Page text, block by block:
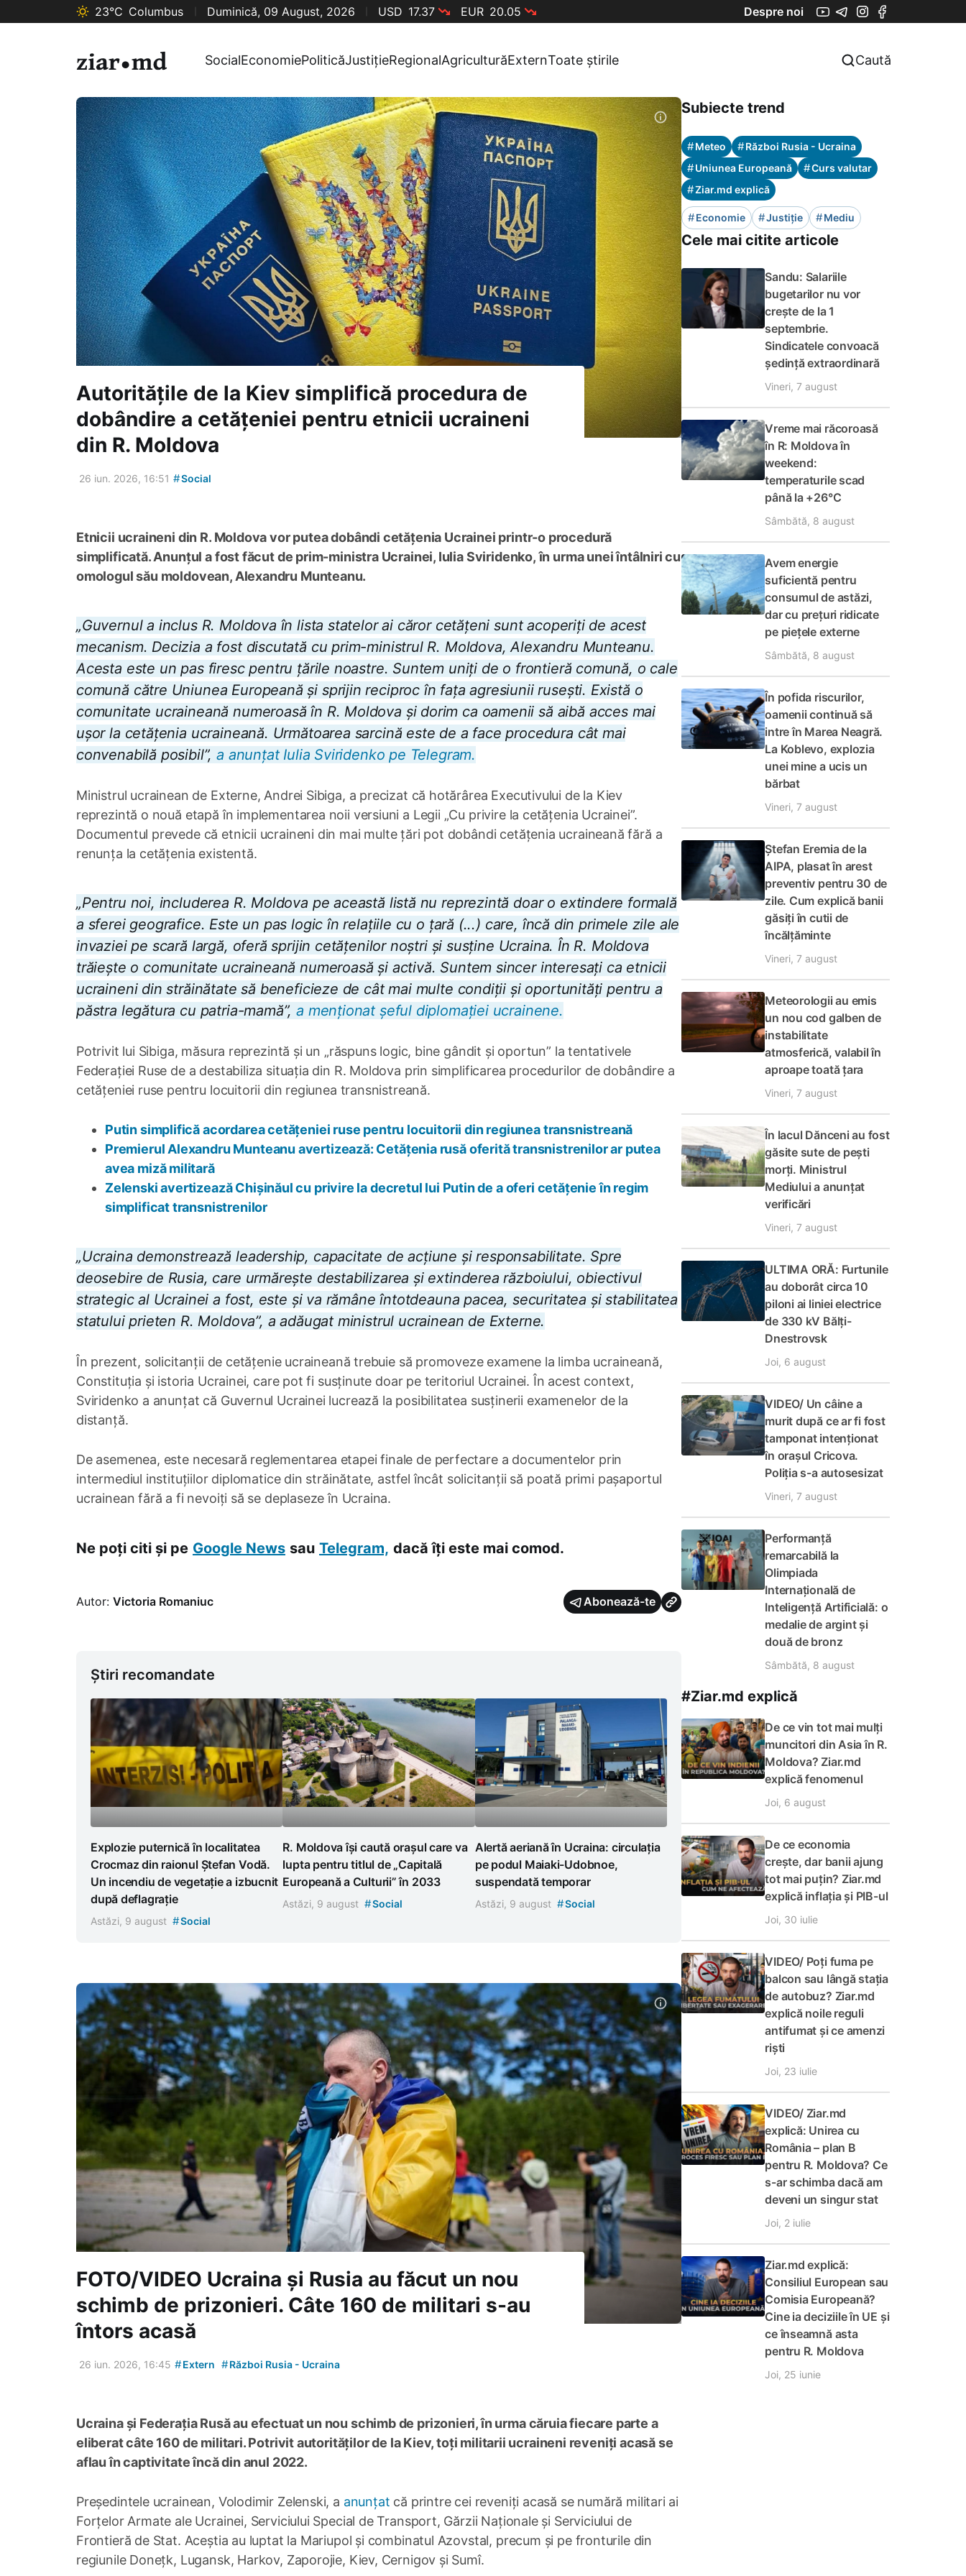
23°C Columbus Duminică, 09 August, 2026 USD 17.37 EUR 20.05 Despre noi
SocialEconomiePoliticăJustițieRegionalAgriculturăExternToate știrile Caută
Autoritățile de la Kiev simplifică procedura de
dobândire a cetățeniei pentru etnicii ucraineni
din R. Moldova
26 iun. 2026, 16:51 #Social
Etnicii ucraineni din R. Moldova vor putea dobândi cetățenia Ucrainei printr-o procedură
simplificată. Anunțul a fost făcut de prim-ministra Ucrainei, Iulia Sviridenko, în urma unei întâlniri cu
omologul său moldovean, Alexandru Munteanu.
„Guvernul a inclus R. Moldova în lista statelor ai căror cetățeni sunt acoperiți de acest
mecanism. Decizia a fost discutată cu prim-ministrul R. Moldova, Alexandru Munteanu.
Acesta este un pas firesc pentru țările noastre. Suntem uniți de o frontieră comună, o cale
comună către Uniunea Europeană și sprijin reciproc în fața agresiunii rusești. Există o
comunitate ucraineană numeroasă în R. Moldova și dorim ca oamenii să aibă acces mai
ușor la cetățenia ucraineană. Următoarea sarcină este de a face procedura cât mai
convenabilă posibil”,a anunțat Iulia Sviridenko pe Telegram.
Ministrul ucrainean de Externe, Andrei Sibiga, a precizat că hotărârea Executivului de la Kiev
reprezintă o nouă etapă în implementarea noii versiuni a Legii „Cu privire la cetățenia Ucrainei”.
Documentul prevede că etnicii ucraineni din mai multe țări pot dobândi cetățenia ucraineană fără a
renunța la cetățenia existentă.
„Pentru noi, includerea R. Moldova pe această listă nu reprezintă doar o extindere formală
a sferei geografice. Este un pas logic în relațiile cu o țară (...) care, încă din primele zile ale
invaziei pe scară largă, oferă sprijin cetățenilor noștri și susține Ucraina. În R. Moldova
trăiește o comunitate ucraineană numeroasă și activă. Suntem sincer interesați ca etnicii
ucraineni din străinătate să beneficieze de cât mai multe condiții și oportunități pentru a
păstra legătura cu patria-mamă”,a menționat șeful diplomației ucrainene.
Potrivit lui Sibiga, măsura reprezintă și un „răspuns logic, bine gândit și oportun” la tentativele
Federației Ruse de a destabiliza situația din R. Moldova prin simplificarea procedurilor de dobândire a
cetățeniei ruse pentru locuitorii din regiunea transnistreană.
Putin simplifică acordarea cetățeniei ruse pentru locuitorii din regiunea transnistreană
Premierul Alexandru Munteanu avertizează: Cetățenia rusă oferită transnistrenilor ar putea
avea miză militară
Zelenski avertizează Chișinăul cu privire la decretul lui Putin de a oferi cetățenie în regim
simplificat transnistrenilor
„Ucraina demonstrează leadership, capacitate de acțiune și responsabilitate. Spre
deosebire de Rusia, care urmărește destabilizarea și extinderea războiului, obiectivul
strategic al Ucrainei a fost, este și va rămâne întotdeauna pacea, securitatea și stabilitatea
statului prieten R. Moldova”, a adăugat ministrul ucrainean de Externe.
În prezent, solicitanții de cetățenie ucraineană trebuie să promoveze examene la limba ucraineană,
Constituția și istoria Ucrainei, care pot fi susținute doar pe teritoriul Ucrainei. În acest context,
Sviridenko a anunțat că Guvernul Ucrainei lucrează la posibilitatea susținerii examenelor de la
distanță.
De asemenea, este necesară reglementarea etapei finale de perfectare a documentelor prin
intermediul instituțiilor diplomatice din străinătate, astfel încât solicitanții să poată primi pașaportul
ucrainean fără a fi nevoiți să se deplaseze în Ucraina.
Ne poți citi și pe Google News sau Telegram, dacă îți este mai comod.
Autor: Victoria Romaniuc Abonează-te
Știri recomandate
Explozie puternică în localitatea
Crocmaz din raionul Ștefan Vodă.
Un incendiu de vegetație a izbucnit
după deflagrație
Astăzi, 9 august #Social
R. Moldova își caută orașul care va
lupta pentru titlul de „Capitală
Europeană a Culturii” în 2033
Astăzi, 9 august #Social
Alertă aeriană în Ucraina: circulația
pe podul Maiaki-Udobnoe,
suspendată temporar
Astăzi, 9 august #Social
FOTO/VIDEO Ucraina și Rusia au făcut un nou
schimb de prizonieri. Câte 160 de militari s-au
întors acasă
26 iun. 2026, 16:45 #Extern #Război Rusia - Ucraina
Ucraina și Federația Rusă au efectuat un nou schimb de prizonieri, în urma căruia fiecare parte a
eliberat câte 160 de militari. Potrivit autorităților de la Kiev, toți militarii ucraineni reveniți acasă se
aflau în captivitate încă din anul 2022.
Președintele ucrainean, Volodimir Zelenski, a anunțat că printre cei reveniți acasă se numără militari ai
Forțelor Armate ale Ucrainei, Serviciului Special de Transport, Gărzii Naționale și Serviciului de
Frontieră de Stat. Aceștia au luptat la Mariupol și combinatul Azovstal, precum și pe fronturile din
regiunile Donețk, Lugansk, Harkov, Zaporojie, Kiev, Cernigov și Sumî.
Subiecte trend
#Meteo #Război Rusia - Ucraina
#Uniunea Europeană #Curs valutar
#Ziar.md explică
#Economie #Justiție #Mediu
Cele mai citite articole
Sandu: Salariile
bugetarilor nu vor
crește de la 1
septembrie.
Sindicatele convoacă
ședință extraordinară
Vineri, 7 august
Vreme mai răcoroasă
în R: Moldova în
weekend:
temperaturile scad
până la +26°C
Sâmbătă, 8 august
Avem energie
suficientă pentru
consumul de astăzi,
dar cu prețuri ridicate
pe piețele externe
Sâmbătă, 8 august
În pofida riscurilor,
oamenii continuă să
intre în Marea Neagră.
La Koblevo, explozia
unei mine a ucis un
bărbat
Vineri, 7 august
Ștefan Eremia de la
AIPA, plasat în arest
preventiv pentru 30 de
zile. Cum explică banii
găsiți în cutii de
încălțăminte
Vineri, 7 august
Meteorologii au emis
un nou cod galben de
instabilitate
atmosferică, valabil în
aproape toată țara
Vineri, 7 august
În lacul Dănceni au fost
găsite sute de pești
morți. Ministrul
Mediului a anunțat
verificări
Vineri, 7 august
ULTIMA ORĂ: Furtunile
au doborât circa 10
piloni ai liniei electrice
de 330 kV Bălți-
Dnestrovsk
Joi, 6 august
VIDEO/ Un câine a
murit după ce ar fi fost
tamponat intenționat
în orașul Cricova.
Poliția s-a autosesizat
Vineri, 7 august
Performanță
remarcabilă la
Olimpiada
Internațională de
Inteligență Artificială: o
medalie de argint și
două de bronz
Sâmbătă, 8 august
#Ziar.md explică
De ce vin tot mai mulți
muncitori din Asia în R.
Moldova? Ziar.md
explică fenomenul
Joi, 6 august
De ce economia
crește, dar banii ajung
tot mai puțin? Ziar.md
explică inflația și PIB-ul
Joi, 30 iulie
VIDEO/ Poți fuma pe
balcon sau lângă stația
de autobuz? Ziar.md
explică noile reguli
antifumat și ce amenzi
riști
Joi, 23 iulie
VIDEO/ Ziar.md
explică: Unirea cu
România – plan B
pentru R. Moldova? Ce
s-ar schimba dacă am
deveni un singur stat
Joi, 2 iulie
Ziar.md explică:
Consiliul European sau
Comisia Europeană?
Cine ia deciziile în UE și
ce înseamnă asta
pentru R. Moldova
Joi, 25 iunie